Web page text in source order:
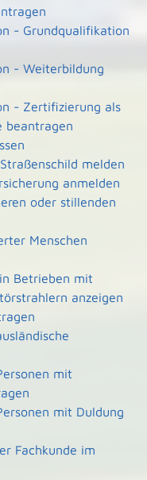
- Grundqualifikation
- Weiterbildung
- Zertifizierung als
beantragen
melden
anmelden
oder stillenden
Menschen
Betrieben mit
anzeigen
mit
mit Duldung
Fachkunde im